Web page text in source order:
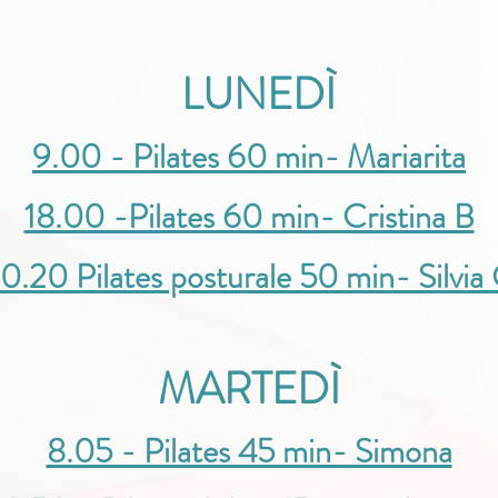
LUNEDÌ
9.00 - Pilates 60 min- Mariarita
18.00 -Pilates 60 min- Cristina B
Pilates posturale 50 min- Silvia
MARTEDÌ
8.05 - Pilates 45 min- Simona